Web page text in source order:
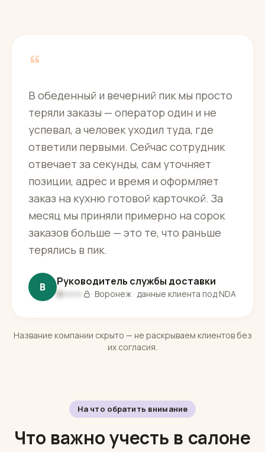
“
В обеденный и вечерний пик мы просто
теряли заказы — оператор один и не
успевал, а человек уходил туда, где
ответили первыми. Сейчас сотрудник
отвечает за секунды, сам уточняет
позиции, адрес и время и оформляет
заказ на кухню готовой карточкой. За
месяц мы приняли примерно на сорок
заказов больше — это те, что раньше
терялись в пик.
В Руководитель службы доставки
В▪▪▪▪▪▪ · Воронеж · данные клиента под NDA
Название компании скрыто — не раскрываем клиентов без
их согласия.
На что обратить внимание
Что важно учесть в салоне